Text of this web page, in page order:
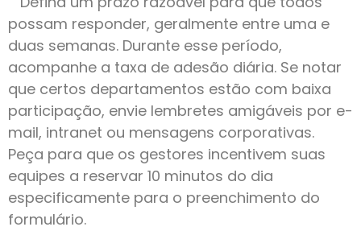
possam responder, geralmente entre uma e
duas semanas. Durante esse período,
acompanhe a taxa de adesão diária. Se notar
que certos departamentos estão com baixa
participação, envie lembretes amigáveis por e-
mail, intranet ou mensagens corporativas.
Peça para que os gestores incentivem suas
equipes a reservar 10 minutos do dia
especificamente para o preenchimento do
formulário.